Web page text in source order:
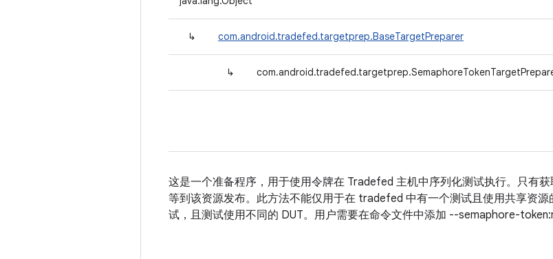
↳ com.android.tradefed.targetprep.BaseTargetPreparer
↳
这是一个准备程序，用于使用令牌在 Tradefed 主机中序列化测试执行。只有
等到该资源发布。此方法不能仅用于在 tradefed 中有一个测试且使用共享资
试，且测试使用不同的 DUT。用户需要在命令文件中添加 --semaphore-